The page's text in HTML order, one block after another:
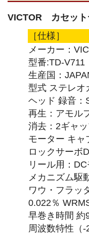
VICTOR カセッ
［仕様］
メーカー：
型番:TD-V711
生産国：
型式 ステレオ
ヘッド 録音：
再生：アモル
消去：2ギャ
モーター キャ
ロックサーボ
リール用：
メカニズム駆
ワウ・フラッ
0.022％
早巻き時間 約
周波数特性（-